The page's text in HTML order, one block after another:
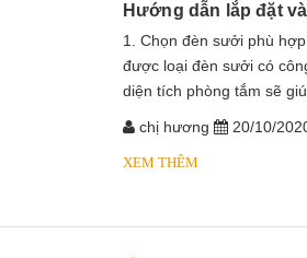
Hướng dẫn lắp đặt
1. Chọn đèn sưởi phù
được loại đèn sưởi có
diện tích phòng tắm sẽ
chị hương 20/10/
XEM THÊM